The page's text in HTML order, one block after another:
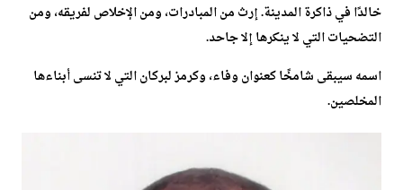
خالدًا في ذاكرة المدينة. إرث من المبادرات، ومن الإخلاص لفريقه، ومن
التضحيات التي لا ينكرها إلا جاحد.
اسمه سيبقى شامخًا كعنوان وفاء، وكرمز لبركان التي لا تنسى أبناءها
المخلصين.